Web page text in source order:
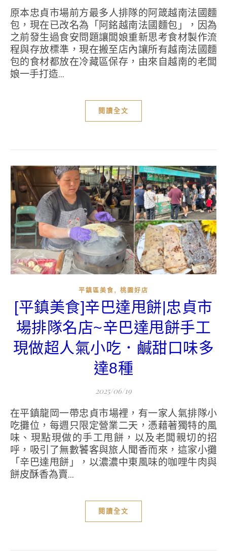
原本忠貞市場前方最多人排隊的阿箴越南法國麵
包，現在已改名為「阿銘越南法國麵包」，因為
之前發生過食安問題讓闆娘重新思考食材製作流
程與存放標準，現在搬至店內讓所有越南法國麵
包的食材都放在冷藏區保存，由來自越南的老闆
娘一手打造...
閱讀全文
平鎮區美食 , 桃園好店
[平鎮美食]辛巴達甩餅|忠貞市
場排隊名店~辛巴達甩餅手工
現做超人氣小吃．鹹甜口味多
達8種
2025/06/19
在平鎮龍岡一帶忠貞市場裡，有一家人氣排隊小
吃攤位，每週只限定營業二天，憑藉著獨特的風
味、現點現做的手工甩餅，以及老闆親切的招
呼，吸引了無數饕客與旅人聞香而來，這家小攤
「辛巴達甩餅」，以濃濃中東風味的咖哩牛肉與
餅皮酥香為賣...
閱讀全文